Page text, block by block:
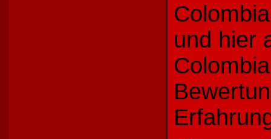
und hier